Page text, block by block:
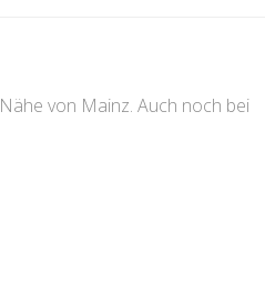
von Mainz. Auch noch bei